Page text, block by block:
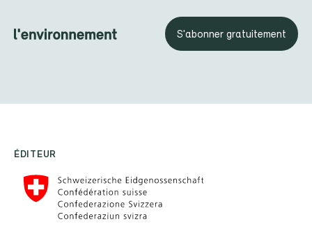
S'abonner gratuitement
ÉDITEUR